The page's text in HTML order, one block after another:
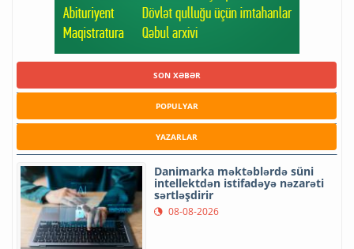
SON XƏBƏR
POPULYAR
YAZARLAR
Danimarka məktəblərdə süni
intellektdən istifadəyə nəzarəti
sərtləşdirir
08-08-2026